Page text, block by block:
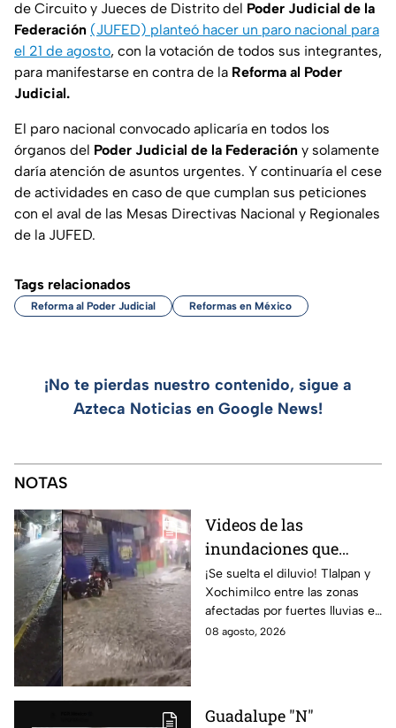
de Circuito y Jueces de Distrito del Poder Judicial de la
Federación (JUFED) planteó hacer un paro nacional para
el 21 de agosto, con la votación de todos sus integrantes,
para manifestarse en contra de la Reforma al Poder
Judicial.
El paro nacional convocado aplicaría en todos los
órganos del Poder Judicial de la Federación y solamente
daría atención de asuntos urgentes. Y continuaría el cese
de actividades en caso de que cumplan sus peticiones
con el aval de las Mesas Directivas Nacional y Regionales
de la JUFED.
Tags relacionados
Reforma al Poder Judicial Reformas en México
¡No te pierdas nuestro contenido, sigue a
Azteca Noticias en Google News!
NOTAS
Videos de las
inundaciones que
dejaron las lluvias en
Tlalpan y Xochimilco
por lluvias intensas
¡Se suelta el diluvio! Tlalpan y
Xochimilco entre las zonas
afectadas por fuertes lluvias en
CDMX. Conce qué otras
08 agosto, 2026
Guadalupe "N"